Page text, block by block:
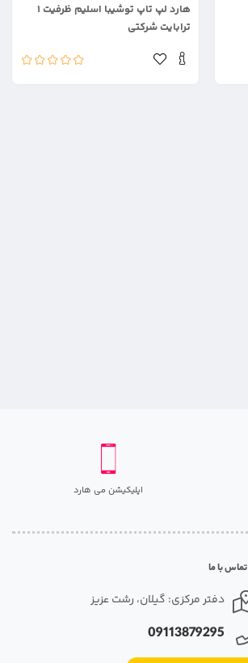
هارد لپ تاپ توشیبا اسلیم ظرفیت ۱
ترابایت شرکتی
اپلیکیشن می هارد
تماس با ما
دفتر مرکزی: گیلان، رشت عزیز
09113879295